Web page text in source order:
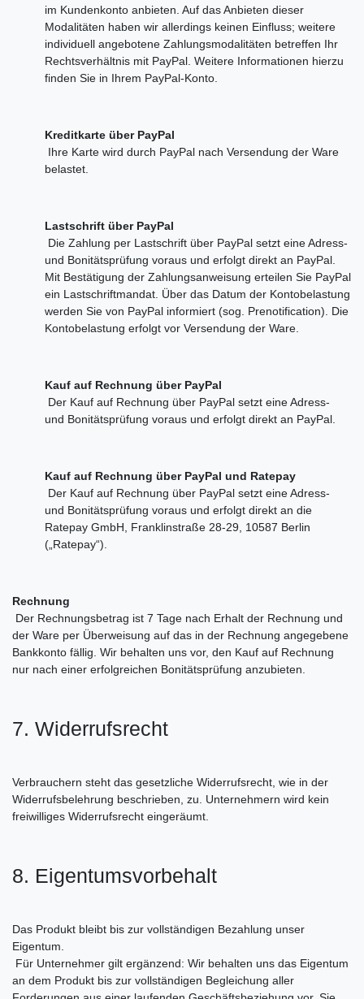
im Kundenkonto anbieten. Auf das Anbieten dieser
Modalitäten haben wir allerdings keinen Einfluss; weitere
individuell angebotene Zahlungsmodalitäten betreffen Ihr
Rechtsverhältnis mit PayPal. Weitere Informationen hierzu
finden Sie in Ihrem PayPal-Konto.
Kreditkarte über PayPal
Ihre Karte wird durch PayPal nach Versendung der Ware
belastet.
Lastschrift über PayPal
Die Zahlung per Lastschrift über PayPal setzt eine Adress-
und Bonitätsprüfung voraus und erfolgt direkt an PayPal.
Mit Bestätigung der Zahlungsanweisung erteilen Sie PayPal
ein Lastschriftmandat. Über das Datum der Kontobelastung
werden Sie von PayPal informiert (sog. Prenotification). Die
Kontobelastung erfolgt vor Versendung der Ware.
Kauf auf Rechnung über PayPal
Der Kauf auf Rechnung über PayPal setzt eine Adress-
und Bonitätsprüfung voraus und erfolgt direkt an PayPal.
Kauf auf Rechnung über PayPal und Ratepay
Der Kauf auf Rechnung über PayPal setzt eine Adress-
und Bonitätsprüfung voraus und erfolgt direkt an die
Ratepay GmbH, Franklinstraße 28-29, 10587 Berlin
(„Ratepay“).
Rechnung
Der Rechnungsbetrag ist 7 Tage nach Erhalt der Rechnung und
der Ware per Überweisung auf das in der Rechnung angegebene
Bankkonto fällig. Wir behalten uns vor, den Kauf auf Rechnung
nur nach einer erfolgreichen Bonitätsprüfung anzubieten.
7. Widerrufsrecht
Verbrauchern steht das gesetzliche Widerrufsrecht, wie in der
Widerrufsbelehrung beschrieben, zu. Unternehmern wird kein
freiwilliges Widerrufsrecht eingeräumt.
8. Eigentumsvorbehalt
Das Produkt bleibt bis zur vollständigen Bezahlung unser
Eigentum.
Für Unternehmer gilt ergänzend: Wir behalten uns das Eigentum
an dem Produkt bis zur vollständigen Begleichung aller